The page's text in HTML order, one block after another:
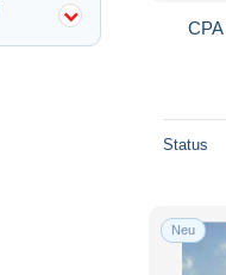
Status
Neu